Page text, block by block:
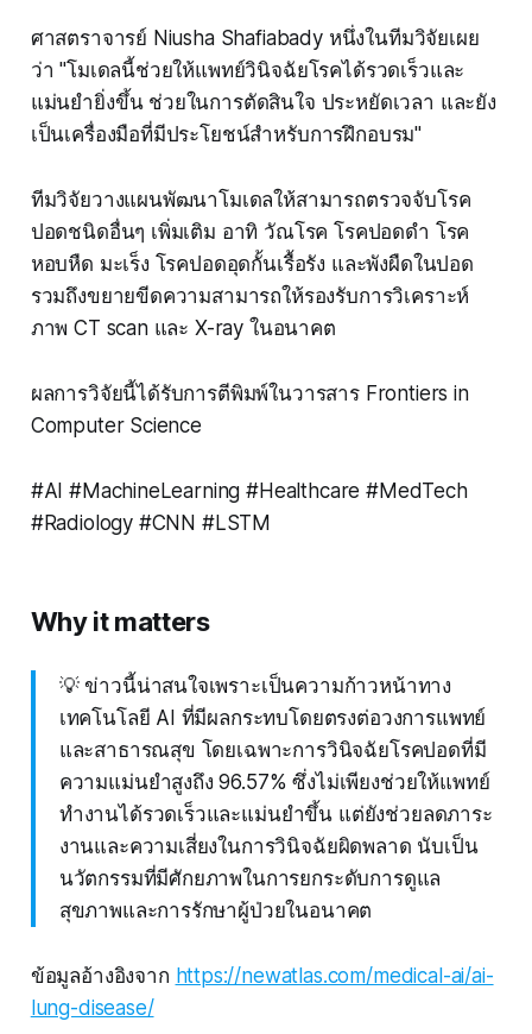
ศาสตราจารย์ Niusha Shafiabady หนึ่งในทีมวิจัยเผย
ว่า "โมเดลนี้ช่วยให้แพทย์วินิจฉัยโรคได้รวดเร็วและ
แม่นยำยิ่งขึ้น ช่วยในการตัดสินใจ ประหยัดเวลา และยัง
เป็นเครื่องมือที่มีประโยชน์สำหรับการฝึกอบรม"
ทีมวิจัยวางแผนพัฒนาโมเดลให้สามารถตรวจจับโรค
ปอดชนิดอื่นๆ เพิ่มเติม อาทิ วัณโรค โรคปอดดำ โรค
หอบหืด มะเร็ง โรคปอดอุดกั้นเรื้อรัง และพังผืดในปอด
รวมถึงขยายขีดความสามารถให้รองรับการวิเคราะห์
ภาพ CT scan และ X-ray ในอนาคต
ผลการวิจัยนี้ได้รับการตีพิมพ์ในวารสาร Frontiers in
Computer Science
#AI #MachineLearning #Healthcare #MedTech
#Radiology #CNN #LSTM
Why it matters
💡 ข่าวนี้น่าสนใจเพราะเป็นความก้าวหน้าทาง
เทคโนโลยี AI ที่มีผลกระทบโดยตรงต่อวงการแพทย์
และสาธารณสุข โดยเฉพาะการวินิจฉัยโรคปอดที่มี
ความแม่นยำสูงถึง 96.57% ซึ่งไม่เพียงช่วยให้แพทย์
ทำงานได้รวดเร็วและแม่นยำขึ้น แต่ยังช่วยลดภาระ
งานและความเสี่ยงในการวินิจฉัยผิดพลาด นับเป็น
นวัตกรรมที่มีศักยภาพในการยกระดับการดูแล
สุขภาพและการรักษาผู้ป่วยในอนาคต
ข้อมูลอ้างอิงจาก https://newatlas.com/medical-ai/ai-
lung-disease/